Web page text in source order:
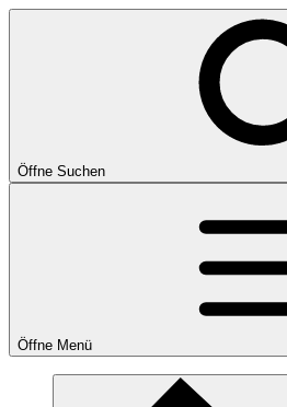
Öffne Suchen
Öffne Menü